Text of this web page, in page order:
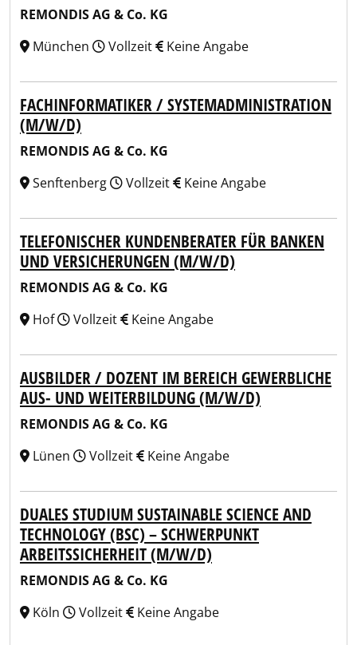
REMONDIS AG & Co. KG
München
Vollzeit Keine Angabe
FACHINFORMATIKER / SYSTEMADMINISTRATION
(M/W/D)
REMONDIS AG & Co. KG
Senftenberg
Vollzeit Keine Angabe
TELEFONISCHER KUNDENBERATER FÜR BANKEN
UND VERSICHERUNGEN (M/W/D)
REMONDIS AG & Co. KG
Hof
Vollzeit Keine Angabe
AUSBILDER / DOZENT IM BEREICH GEWERBLICHE
AUS- UND WEITERBILDUNG (M/W/D)
REMONDIS AG & Co. KG
Lünen
Vollzeit Keine Angabe
DUALES STUDIUM SUSTAINABLE SCIENCE AND
TECHNOLOGY (BSC) – SCHWERPUNKT
ARBEITSSICHERHEIT (M/W/D)
REMONDIS AG & Co. KG
Köln
Vollzeit Keine Angabe